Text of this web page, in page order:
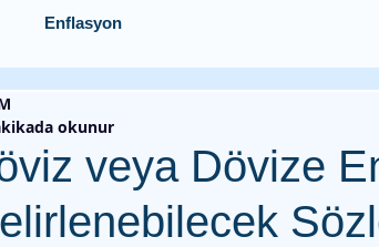
Enflasyon
veya Dövize
okunur